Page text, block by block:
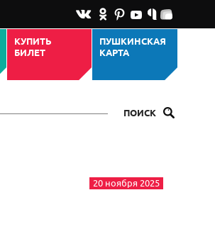
КУПИТЬ
БИЛЕТ
ПУШКИНСКАЯ
КАРТА
ПОИСК
20 ноября 2025